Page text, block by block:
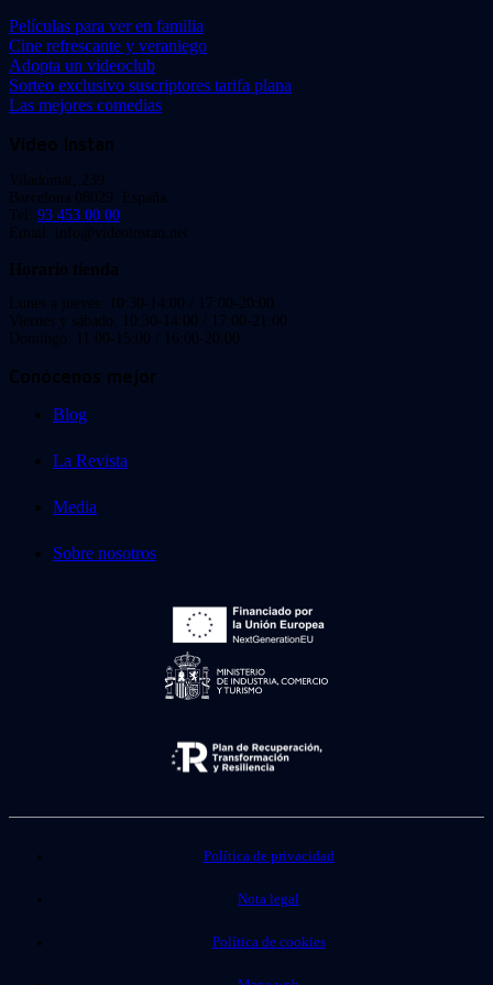
Películas para ver en familia
Cine refrescante y veraniego
Adopta un videoclub
Sorteo exclusivo suscriptores tarifa plana
Las mejores comedias
Video Instan
Viladomat, 239
Barcelona 08029. España.
Tel: 93 453 00 00
Email: info@videoinstan.net
Horario tienda
Lunes a jueves: 10:30-14:00 / 17:00-20:00
Viernes y sábado: 10:30-14:00 / 17:00-21:00
Domingo: 11:00-15:00 / 16:00-20:00
Conócenos mejor
Blog
La Revista
Media
Sobre nosotros
Política de privacidad
Nota legal
Política de cookies